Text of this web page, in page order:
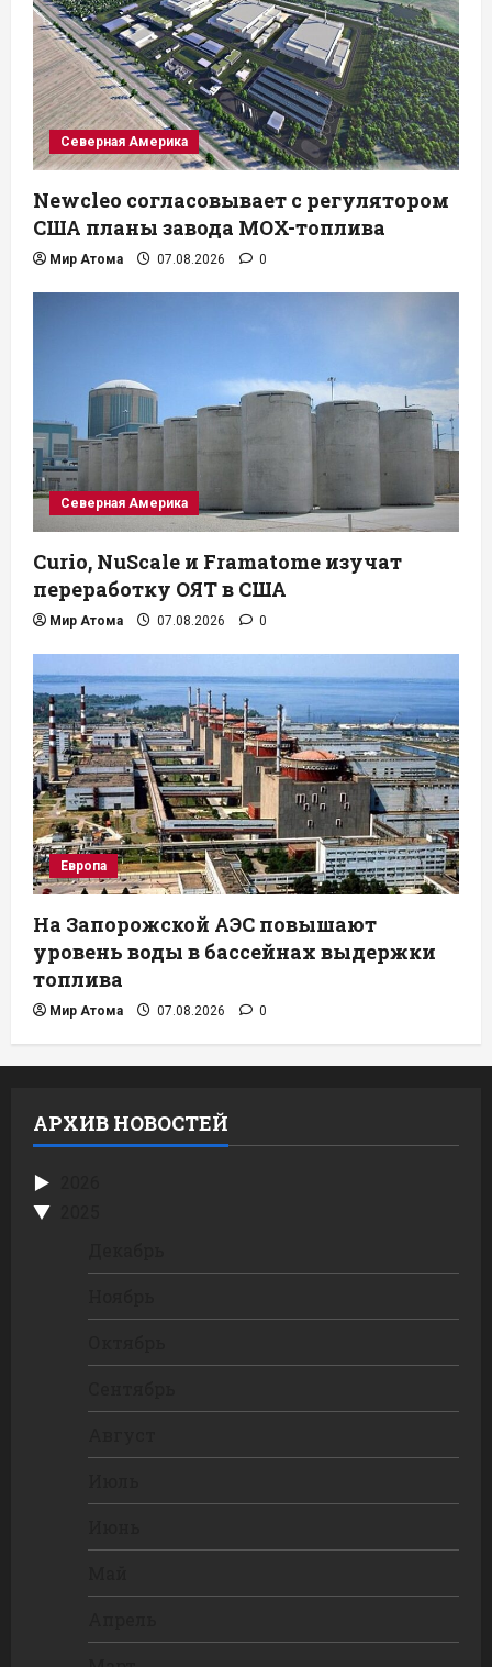
Северная Америка
Newcleo согласовывает с регулятором
США планы завода MOX-топлива
Мир Атома 07.08.2026 0
Северная Америка
Curio, NuScale и Framatome изучат
переработку ОЯТ в США
Мир Атома 07.08.2026 0
Европа
На Запорожской АЭС повышают
уровень воды в бассейнах выдержки
топлива
Мир Атома 07.08.2026 0
АРХИВ НОВОСТЕЙ